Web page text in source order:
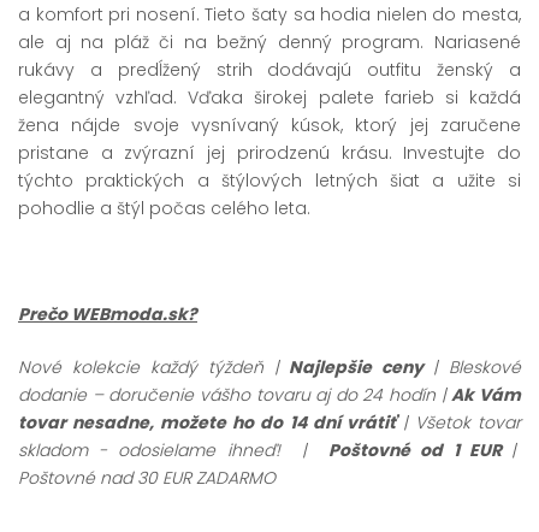
a komfort pri nosení. Tieto šaty sa hodia nielen do mesta,
ale aj na pláž či na bežný denný program. Nariasené
rukávy a predĺžený strih dodávajú outfitu ženský a
elegantný vzhľad. Vďaka širokej palete farieb si každá
žena nájde svoje vysnívaný kúsok, ktorý jej zaručene
pristane a zvýrazní jej prirodzenú krásu. Investujte do
týchto praktických a štýlových letných šiat a užite si
pohodlie a štýl počas celého leta.
Prečo WEBmoda.sk?
Nové kolekcie každý týždeň | Najlepšie ceny | Bleskové
dodanie – doručenie vášho tovaru aj do 24 hodín |Ak Vám
tovar nesadne, možete ho do 14 dní vrátiť| Všetok tovar
skladom - odosielame ihneď! | Poštovné od 1 EUR |
Poštovné nad 30 EUR ZADARMO